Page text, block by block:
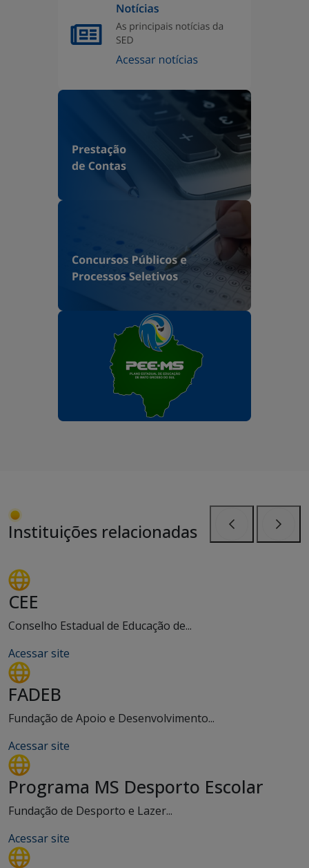
Instituições relacionadas
CEE
Conselho Estadual de Educação de...
Acessar site
FADEB
Fundação de Apoio e Desenvolvimento...
Acessar site
Programa MS Desporto Escolar
Fundação de Desporto e Lazer...
Acessar site